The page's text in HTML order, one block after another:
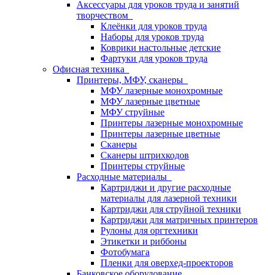
Аксессуары для уроков труда и занятий
творчеством
Клеёнки для уроков труда
Наборы для уроков труда
Коврики настольные детские
Фартуки для уроков труда
Офисная техника
Принтеры, МФУ, сканеры
МФУ лазерные монохромные
МФУ лазерные цветные
МФУ струйные
Принтеры лазерные монохромные
Принтеры лазерные цветные
Сканеры
Сканеры штрихкодов
Принтеры струйные
Расходные материалы
Картриджи и другие расходные
материалы для лазерной техники
Картриджи для струйной техники
Картриджи для матричных принтеров
Рулоны для оргтехники
Этикетки и риббоны
Фотобумага
Пленки для оверхед-проекторов